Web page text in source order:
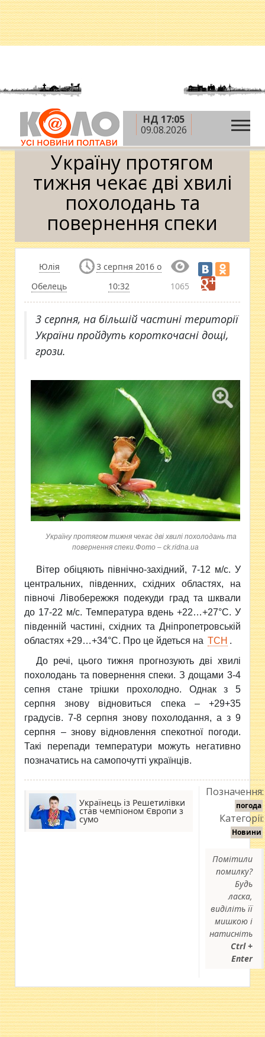
НД 17:05
09.08.2026
Головна » Новини »
Україну протягом тижня
чекає дві хвилі похолодань та повернення спеки
Україну протягом
тижня чекає дві хвилі
похолодань та
повернення спеки
Юлія
Обелець
3 серпня 2016 о
10:32
1065
3 серпня, на більшій частині території
України пройдуть короткочасні дощі,
грози.
Україну протягом тижня чекає дві хвилі похолодань та
повернення спеки.Фото – ck.ridna.ua
Вітер обіцяють північно-західний, 7-12 м/с. У
центральних, південних, східних областях, на
півночі Лівобережжя подекуди град та шквали
до 17-22 м/с. Температура вдень +22…+27°С. У
південній частині, східних та Дніпропетровській
областях +29…+34°С. Про це йдеться на ТСН .
До речі, цього тижня прогнозують дві хвилі
похолодань та повернення спеки. З дощами 3-4
сепня стане трішки прохолодно. Однак з 5
серпня знову відновиться спека – +29+35
градусів. 7-8 серпня знову похолодання, а з 9
серпня – знову відновлення спекотної погоди.
Такі перепади температури можуть негативно
позначатись на самопочутті українців.
Українець із Решетилівки
став чемпіоном Європи з
сумо
Позначення:
погода
Категорії:
Новини
Помітили
помилку?
Будь
ласка,
виділіть її
мишкою і
натисніть
Ctrl +
Enter